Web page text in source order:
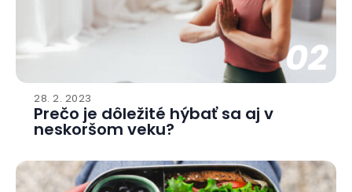
02
28. 2. 2023
Prečo je dôležité hýbať sa aj v
neskoršom veku?